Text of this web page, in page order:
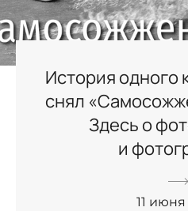
История одного
снял
Здесь о
и
11